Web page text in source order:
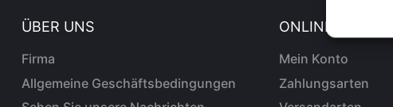
ÜBER UNS
Firma
Allgemeine Geschäftsbedingungen
ONLINE-
Mein Konto
Zahlungsarten